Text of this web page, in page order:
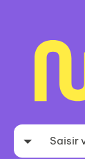
recherche